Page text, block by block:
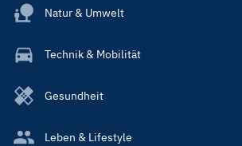
Natur & Umwelt
Technik & Mobilität
Gesundheit
Leben & Lifestyle